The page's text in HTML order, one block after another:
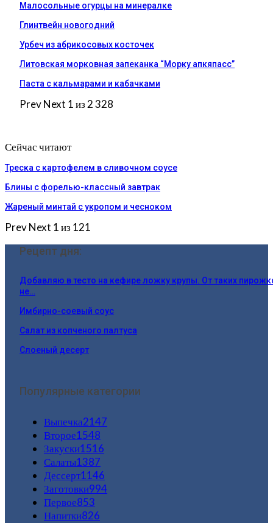
Малосольные огурцы на минералке
Глинтвейн новогодний
Урбеч из абрикосовых косточек
Литовская морковная запеканка “Морку апкяпасс”
Паста с кальмарами и кабачками
PrevNext 1 из 2 328
Сейчас читают
Треска с картофелем в сливочном соусе
Блины с форелью-классный завтрак
Жареный минтай с укропом и чесноком
PrevNext 1 из 121
Рецепт дня:
Добавляю в тесто на кефире ложку крупы. От таких
не…
Имбирно-соевый соус
Салат из копченого палтуса
Слоеный десерт
Популярные категории
Выпечка2147
Второе1548
Закуски1516
Салаты1387
Дессерт1146
Заготовки994
Первое853
Напитки826